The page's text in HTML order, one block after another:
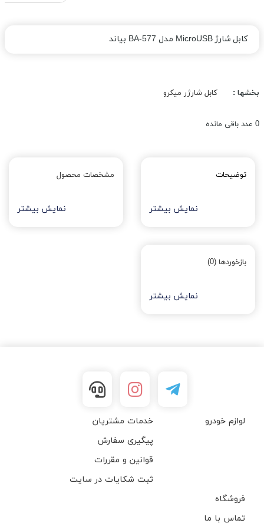
کابل شارژ MicroUSB مدل BA-577 بیاند
بخشها : کابل شارژر میکرو
0 عدد باقی مانده
توضیحات
نمایش بیشتر
مشخصات محصول
نمایش بیشتر
بازخوردها (0)
نمایش بیشتر
لوازم خودرو
خدمات مشتریان
پیگیری سفارش
قوانین و مقررات
ثبت شکایات در سایت
فروشگاه
تماس با ما